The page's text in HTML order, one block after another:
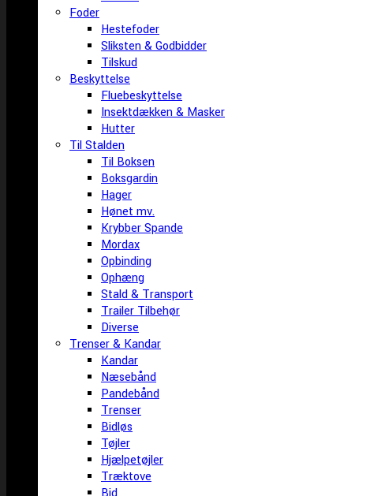
Foder
Hestefoder
Sliksten & Godbidder
Tilskud
Beskyttelse
Fluebeskyttelse
Insektdækken & Masker
Hutter
Til Stalden
Til Boksen
Boksgardin
Hager
Hønet mv.
Krybber Spande
Mordax
Opbinding
Ophæng
Stald & Transport
Trailer Tilbehør
Diverse
Trenser & Kandar
Kandar
Næsebånd
Pandebånd
Trenser
Bidløs
Tøjler
Hjælpetøjler
Træktove